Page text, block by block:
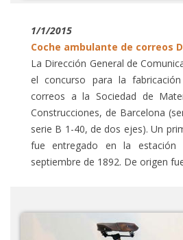
1/1/2015
Coche ambulante de correos
La Dirección General de
el concurso para la
correos a la Sociedad de
Construcciones, de Barcelona
serie B 1-40, de dos ejes). Un
fue entregado en la
septiembre de 1892. De origen